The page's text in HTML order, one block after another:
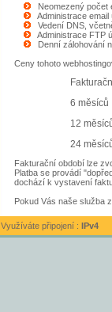
Neomezený počet
Administrace
Vedení DNS,
Administrace FTP
Denní zálohování
Ceny tohoto
6 měsíců
12
24
Fakturační období lze
Platba se provádí
dochází k vystavení
Pokud Vás naše služba
Využíváte připojení : IPv4